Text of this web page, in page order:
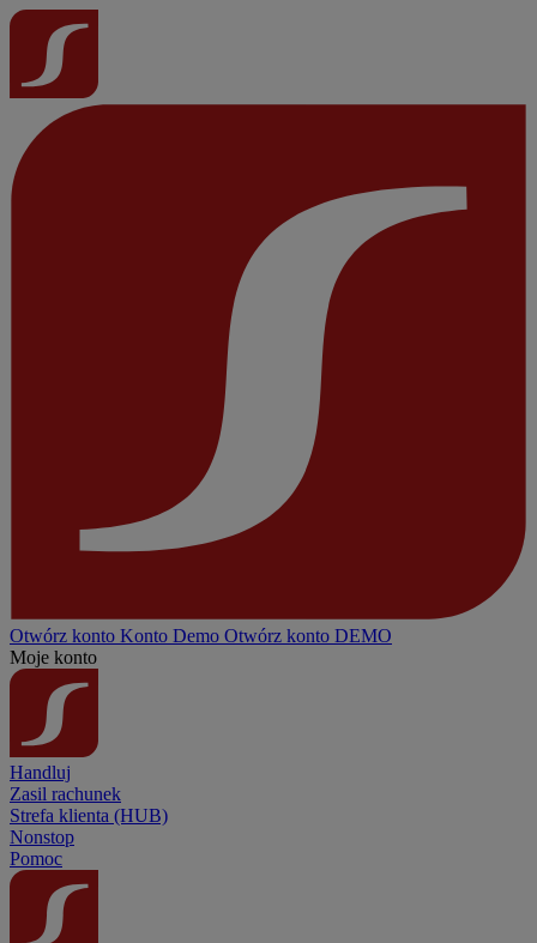
Otwórz konto Konto Demo Otwórz konto DEMO
Moje konto
Handluj
Zasil rachunek
Strefa klienta (HUB)
Nonstop
Pomoc